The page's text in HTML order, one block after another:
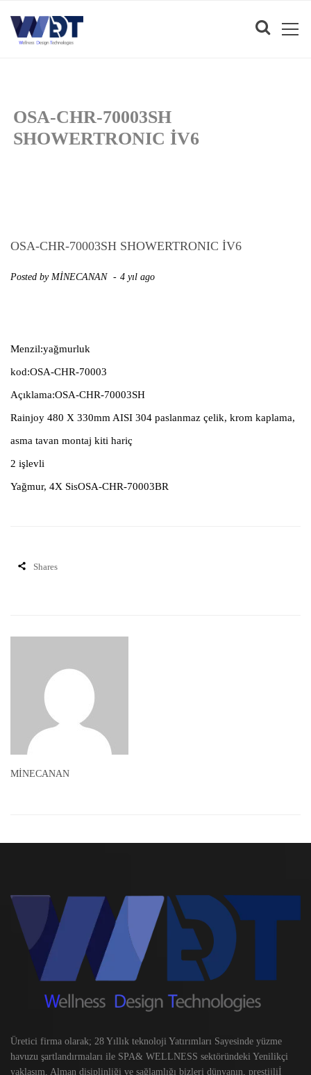
OSA-CHR-70003SH
SHOWERTRONIC IV6
OSA-CHR-70003SH SHOWERTRONIC IV6
Posted by MİNECANAN 4 yıl ago
Menzil:yağmurluk
kod:OSA-CHR-70003
Açıklama:OSA-CHR-70003SH
Rainjoy 480 X 330mm AISI 304 paslanmaz çelik, krom kaplama,
asma tavan montaj kiti hariç
2 işlevli
Yağmur, 4X SisOSA-CHR-70003BR
Shares
MİNECANAN
Üretici firma olarak; 28 Yıllık teknoloji Yatırımları Sayesinde yüzme
havuzu şartlandırmaları ile SPA& WELLNESS sektöründeki Yenilikçi
yaklaşım, Alman disiplinliği ve sağlamlığı bizleri dünyanın, prestijliİ